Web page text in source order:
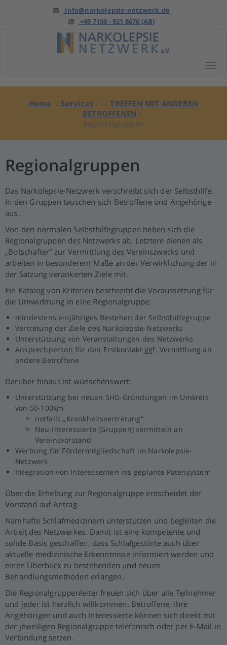
info@narkolepsie-netzwerk.de
+49 7150 - 921 8676 (AB)
Home / Services / /TREFFEN MIT ANDEREN
BETROFFENEN /
Regionalgruppen
Regionalgruppen
Das Narkolepsie-Netzwerk verschreibt sich der Selbsthilfe.
In den Gruppen tauschen sich Betroffene und Angehörige
aus.
Von den normalen Selbsthilfegruppen heben sich die
Regionalgruppen des Netzwerks ab. Letztere dienen als
„Botschafter“ zur Vermittlung des Vereinszwecks und
arbeiten in besonderem Maße an der Verwirklichung der in
der Satzung verankerten Ziele mit.
Ein Katalog von Kriterien beschreibt die Voraussetzung für
die Umwidmung in eine Regionalgruppe:
mindestens einjähriges Bestehen der Selbsthilfegruppe
Vertretung der Ziele des Narkolepsie-Netzwerks
Unterstützung von Veranstaltungen des Netzwerks
Ansprechperson für den Erstkontakt ggf. Vermittlung an
andere Betroffene
Darüber hinaus ist wünschenswert:
Unterstützung bei neuen SHG-Gründungen im Umkreis
von 50-100km
notfalls „Krankheitsvertretung“
Neu-Interessierte (Gruppen) vermitteln an
Vereinsvorstand
Werbung für Fördermitgliedschaft im Narkolepsie-
Netzwerk
Integration von Interessenten ins geplante Patensystem
Über die Erhebung zur Regionalgruppe entscheidet der
Vorstand auf Antrag.
Namhafte Schlafmedizinern unterstützen und begleiten die
Arbeit des Netzwerkes. Damit ist eine kompetente und
solide Basis geschaffen, dass Schlafgestörte auch über
aktuelle medizinische Erkenntnisse informiert werden und
einen Überblick zu bestehenden und neuen
Behandlungsmethoden erlangen.
Die Regionalgruppenleiter freuen sich über alle Teilnehmer
und jeder ist herzlich willkommen. Betroffene, ihre
Angehörigen und auch Interessierte können sich direkt mit
der jeweiligen Regionalgruppe telefonisch oder per E-Mail in
Verbindung setzen.